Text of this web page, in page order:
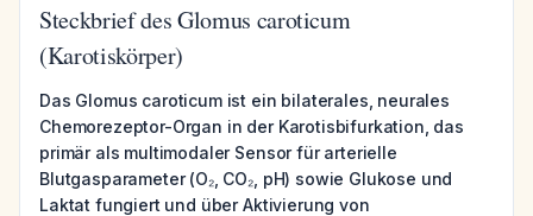
Steckbrief des Glomus caroticum
(Karotiskörper)
Das Glomus caroticum ist ein bilaterales, neurales
Chemorezeptor-Organ in der Karotisbifurkation, das
primär als multimodaler Sensor für arterielle
Blutgasparameter (O₂, CO₂, pH) sowie Glukose und
Laktat fungiert und über Aktivierung von